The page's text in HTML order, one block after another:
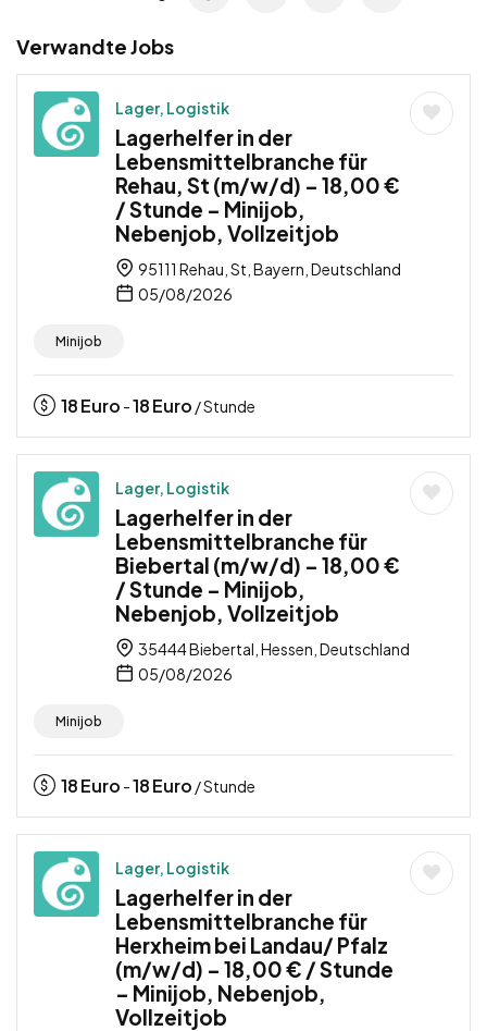
Verwandte Jobs
Lager, Logistik
Lagerhelfer in der
Lebensmittelbranche für
Rehau, St (m/w/d) – 18,00 €
/ Stunde – Minijob,
Nebenjob, Vollzeitjob
95111 Rehau, St, Bayern, Deutschland
05/08/2026
Minijob
18Euro -18Euro / Stunde
Lager, Logistik
Lagerhelfer in der
Lebensmittelbranche für
Biebertal (m/w/d) – 18,00 €
/ Stunde – Minijob,
Nebenjob, Vollzeitjob
35444 Biebertal, Hessen, Deutschland
05/08/2026
Minijob
18Euro -18Euro / Stunde
Lager, Logistik
Lagerhelfer in der
Lebensmittelbranche für
Herxheim bei Landau/ Pfalz
(m/w/d) – 18,00 € / Stunde
– Minijob, Nebenjob,
Vollzeitjob